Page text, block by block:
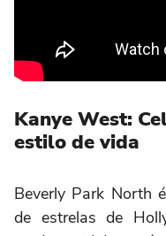
Kanye West:
estilo de vida
Beverly Park North
de estrelas de